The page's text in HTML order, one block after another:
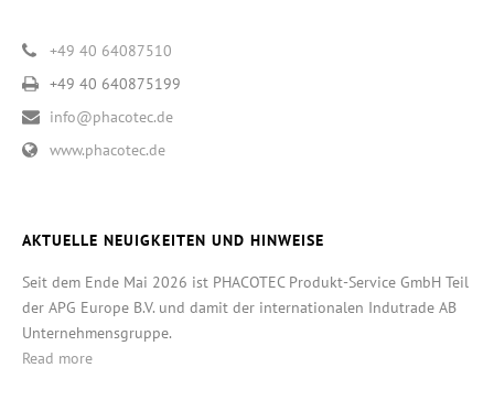
+49 40 64087510
+49 40 640875199
info@phacotec.de
www.phacotec.de
AKTUELLE NEUIGKEITEN UND HINWEISE
Seit dem Ende Mai 2026 ist PHACOTEC Produkt-Service GmbH Teil
der APG Europe B.V. und damit der internationalen Indutrade AB
Unternehmensgruppe.
Read more